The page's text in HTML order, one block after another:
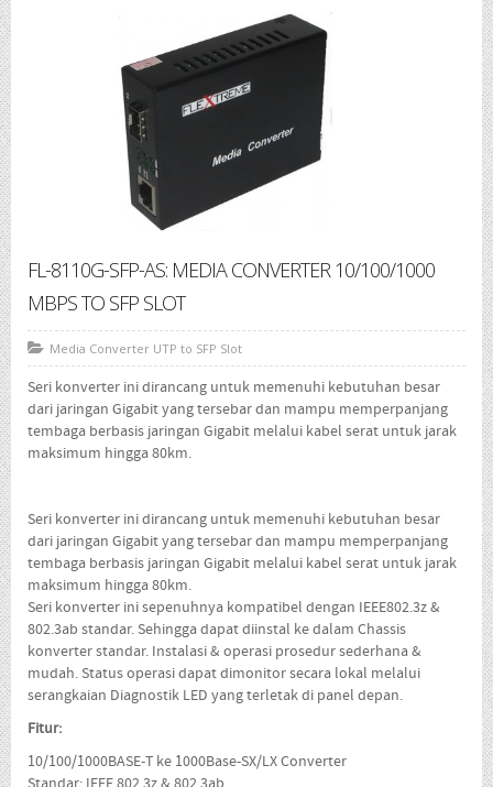
- Media Converter Wdm Single Core
- SFP Module
FL-8110G-SFP-AS: MEDIA CONVERTER 10/100/1000
MBPS TO SFP SLOT
Media Converter UTP to SFP Slot
Seri konverter ini dirancang untuk memenuhi kebutuhan besar
dari jaringan Gigabit yang tersebar dan mampu memperpanjang
tembaga berbasis jaringan Gigabit melalui kabel serat untuk jarak
maksimum hingga 80km.
Seri konverter ini dirancang untuk memenuhi kebutuhan besar
dari jaringan Gigabit yang tersebar dan mampu memperpanjang
tembaga berbasis jaringan Gigabit melalui kabel serat untuk jarak
maksimum hingga 80km.
Seri konverter ini sepenuhnya kompatibel dengan IEEE802.3z &
802.3ab standar. Sehingga dapat diinstal ke dalam Chassis
konverter standar. Instalasi & operasi prosedur sederhana &
mudah. Status operasi dapat dimonitor secara lokal melalui
serangkaian Diagnostik LED yang terletak di panel depan.
Fitur:
10/100/1000BASE-T ke 1000Base-SX/LX Converter